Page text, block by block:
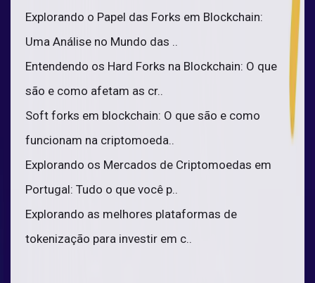
Explorando o Papel das Forks em Blockchain:
Uma Análise no Mundo das ..
Entendendo os Hard Forks na Blockchain: O que
são e como afetam as cr..
Soft forks em blockchain: O que são e como
funcionam na criptomoeda..
Explorando os Mercados de Criptomoedas em
Portugal: Tudo o que você p..
Explorando as melhores plataformas de
tokenização para investir em c..